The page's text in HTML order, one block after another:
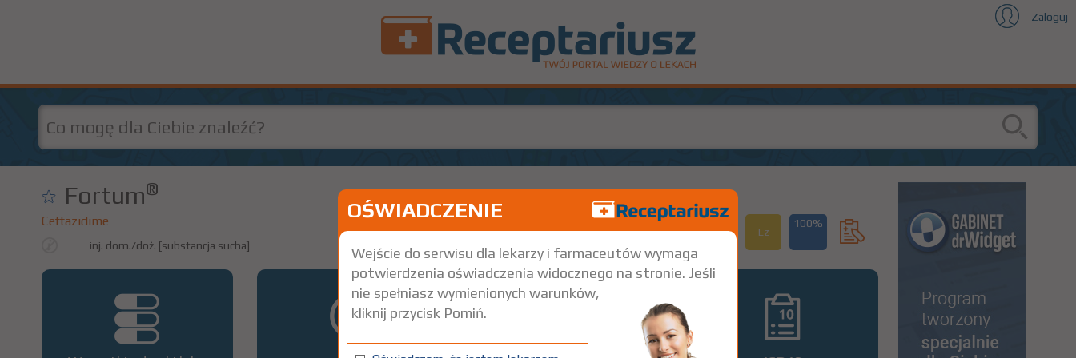
Zaloguj
Fortum®
Ceftazidime
inj. dom./doż. [substancja sucha] 1 fiol. typu Monovial
Lz
100%
-
OŚWIADCZENIE
Wejście do serwisu dla lekarzy i farmaceutów wymaga
potwierdzenia oświadczenia widocznego na stronie. Jeśli
nie spełniasz wymienionych warunków,
kliknij przycisk Pomiń.